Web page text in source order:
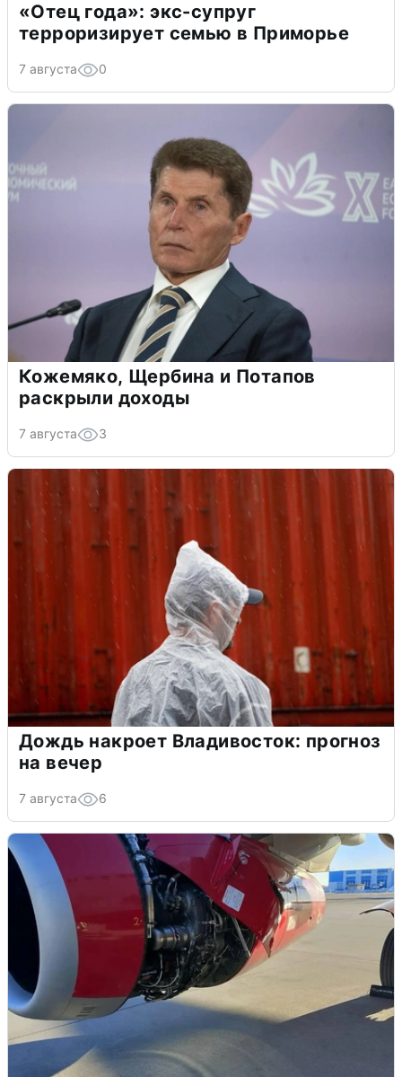
«Отец года»: экс-супруг
терроризирует семью в Приморье
7 августа 0
Кожемяко, Щербина и Потапов
раскрыли доходы
7 августа 3
Дождь накроет Владивосток: прогноз
на вечер
7 августа 6